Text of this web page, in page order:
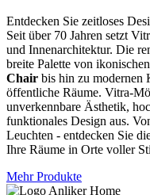
Entdecken Sie zeitloses
Seit über 70 Jahren setzt
und Innenarchitektur. Die
breite Palette von
Chair bis hin zu modernen
öffentliche Räume. Vitra-
unverkennbare Ästhetik,
funktionales Design aus.
Leuchten - entdecken Sie
Ihre Räume in Orte voller
Mehr Produkte